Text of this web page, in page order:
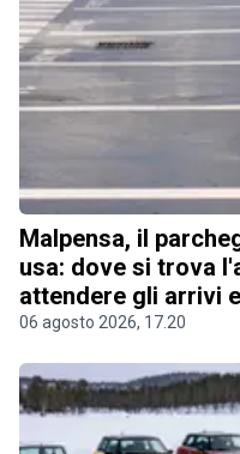
Malpensa, il
usa: dove si trova
attendere gli arrivi
06 agosto 2026, 17.20